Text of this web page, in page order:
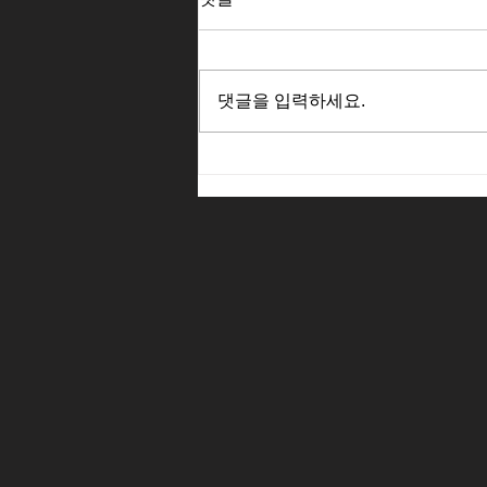
이 타이탄을 무시무시한 새로
댓글을 입력하세요.